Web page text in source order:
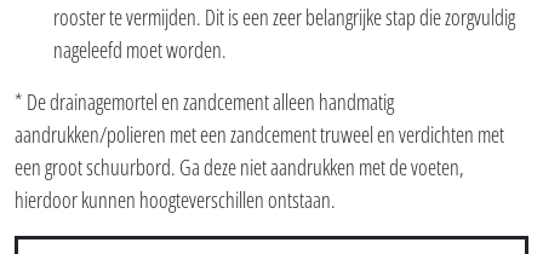
rooster te vermijden. Dit is een zeer belangrijke stap die zorgvuldig
nageleefd moet worden.
* De drainagemortel en zandcement alleen handmatig
aandrukken/polieren met een zandcement truweel en verdichten met
een groot schuurbord. Ga deze niet aandrukken met de voeten,
hierdoor kunnen hoogteverschillen ontstaan.